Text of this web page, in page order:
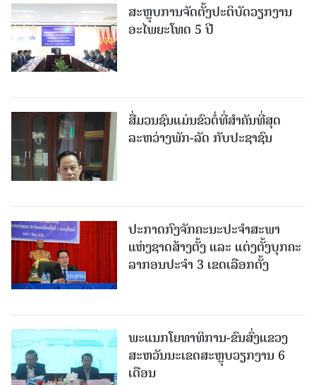
ສະຫຼຸບການຈັດຕັ້ງປະຕິບັດວຽກງານ
ອະໄພຍະໂທດ 5 ປີ
ສື່ມວນຊົນແມ່ນຂົວຕໍ່ທີ່ສໍາຄັນທີ່ສຸດ
ລະຫວ່າງພັກ-ລັດ ກັບປະຊາຊົນ
ປະກາດກົງຈັກຄະນະປະຈໍາສະພາ
ແຫ່ງຊາດສ້າງຕັ້ງ ແລະ ແຕ່ງຕັ້ງບຸກຄະ
ລາກອນປະຈໍາ 3 ເຂດເລືອກຕັ້ງ
ພະແນກໂຍທາທິການ-ຂົນສົ່ງແຂວງ
ສະຫວັນນະເຂດສະຫຼຸບວຽກງານ 6
ເດືອນ